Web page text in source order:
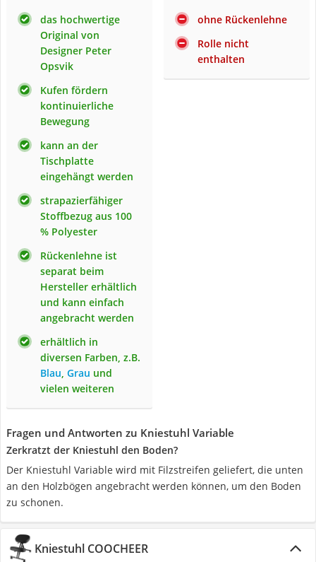
das hochwertige
Original von
Designer Peter
Opsvik
Kufen fördern
kontinuierliche
Bewegung
kann an der
Tischplatte
eingehängt werden
strapazierfähiger
Stoffbezug aus 100
% Polyester
Rückenlehne ist
separat beim
Hersteller erhältlich
und kann einfach
angebracht werden
erhältlich in
diversen Farben, z.B.
Blau, Grau und
vielen weiteren
ohne Rückenlehne
Rolle nicht
enthalten
Fragen und Antworten zu Kniestuhl Variable
Zerkratzt der Kniestuhl den Boden?
Der Kniestuhl Variable wird mit Filzstreifen geliefert, die unten
an den Holzbögen angebracht werden können, um den Boden
zu schonen.
Kniestuhl COOCHEER